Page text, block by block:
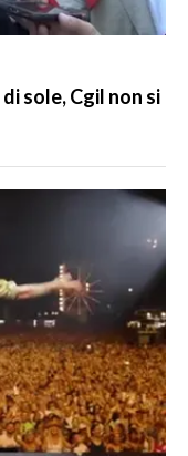
sole, Cgil non si